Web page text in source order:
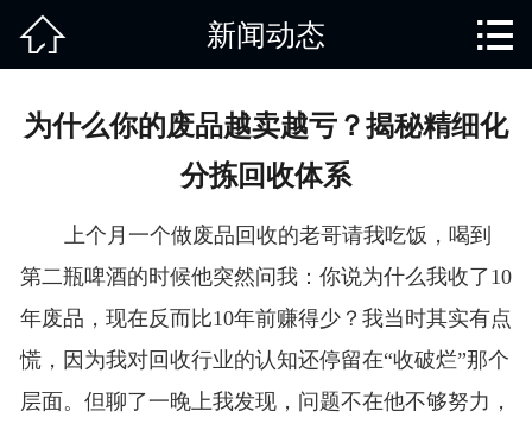
回收范围
服务项目
新闻动态
 新闻动态 
为什么你的废品越卖越亏？揭秘精细化
分拣回收体系
上个月一个做废品回收的老哥请我吃饭，喝到
第二瓶啤酒的时候他突然问我：你说为什么我收了10
年废品，现在反而比10年前赚得少？我当时其实有点
慌，因为我对回收行业的认知还停留在“收破烂”那个
层面。但聊了一晚上我发现，问题不在他不够努力，